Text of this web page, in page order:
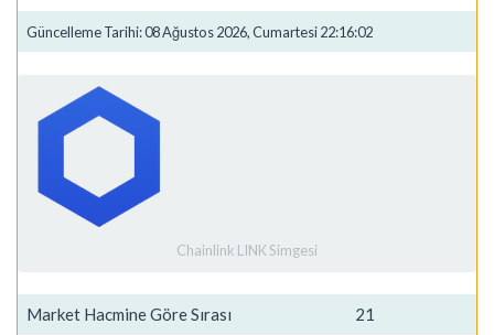
Güncelleme Tarihi: 08 Ağustos 2026, Cumartesi 22:16:02
Chainlink LINK Simgesi
Market Hacmine Göre Sırası 21